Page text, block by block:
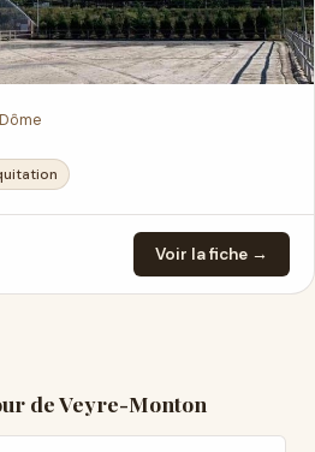
Voir la fiche →
de Veyre-Monton